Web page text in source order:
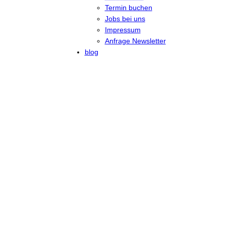
Termin buchen
Jobs bei uns
Impressum
Anfrage Newsletter
blog